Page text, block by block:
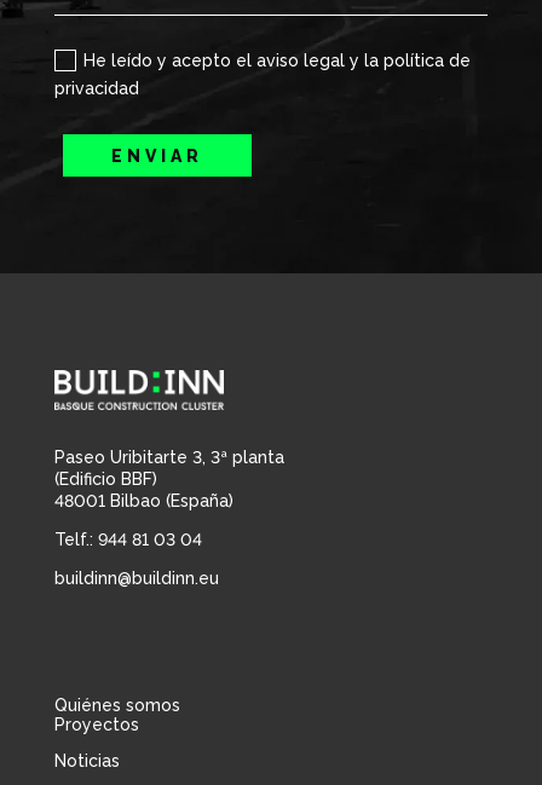
He leído y acepto el aviso legal y la política de
privacidad
ENVIAR
Paseo Uribitarte 3, 3ª planta
(Edificio BBF)
48001 Bilbao (España)
Telf.: 944 81 03 04
buildinn@buildinn.eu
Quiénes somos
Proyectos
Noticias